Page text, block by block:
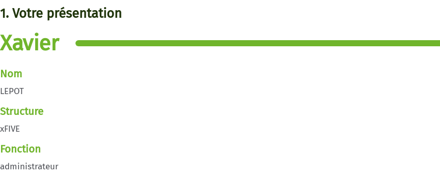
1. Votre présentation
Xavier
Nom
LEPOT
Structure
xFIVE
Fonction
administrateur